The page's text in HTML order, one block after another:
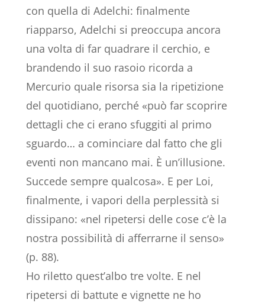
con quella di Adelchi: finalmente
riapparso, Adelchi si preoccupa ancora
una volta di far quadrare il cerchio, e
brandendo il suo rasoio ricorda a
Mercurio quale risorsa sia la ripetizione
del quotidiano, perché «può far scoprire
dettagli che ci erano sfuggiti al primo
sguardo… a cominciare dal fatto che gli
eventi non mancano mai. È un’illusione.
Succede sempre qualcosa». E per Loi,
finalmente, i vapori della perplessità si
dissipano: «nel ripetersi delle cose c’è la
nostra possibilità di afferrarne il senso»
(p. 88).
Ho riletto quest’albo tre volte. E nel
ripetersi di battute e vignette ne ho